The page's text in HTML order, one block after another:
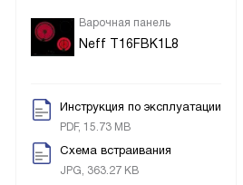
Варочная панель
Neff T16FBK1L8
Инструкция по эксплуатации
PDF, 15.73 MB
Схема встраивания
JPG, 363.27 KB